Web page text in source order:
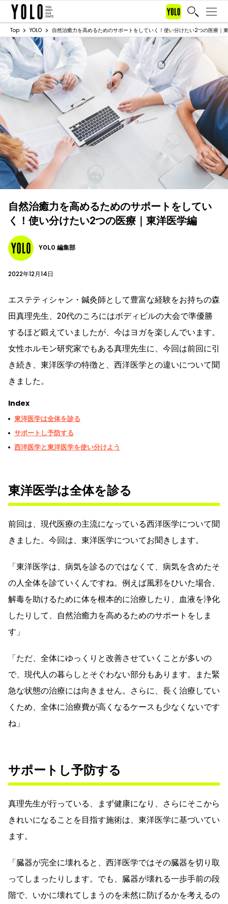
Top YOLO 自然治癒力を高めるためのサポートをしていく！使い分けたい2つの医療｜
自然治癒力を高めるためのサポートをしてい
く！使い分けたい2つの医療｜東洋医学編
YOLO 編集部
2022年12月14日
エステティシャン・鍼灸師として豊富な経験をお持ちの森
田真理先生、20代のころにはボディビルの大会で準優勝
するほど鍛えていましたが、今はヨガを楽しんでいます。
女性ホルモン研究家でもある真理先生に、今回は前回に引
き続き、東洋医学の特徴と、西洋医学との違いについて聞
きました。
Index
東洋医学は全体を診る
サポートし予防する
西洋医学と東洋医学を使い分けよう
東洋医学は全体を診る
前回は、現代医療の主流になっている西洋医学について聞
きました。今回は、東洋医学についてお聞きします。
「東洋医学は、病気を診るのではなくて、病気を含めたそ
の人全体を診ていくんですね。例えば風邪をひいた場合、
解毒を助けるために体を根本的に治療したり、血液を浄化
したりして、自然治癒力を高めるためのサポートをしま
す」
「ただ、全体にゆっくりと改善させていくことが多いの
で、現代人の暮らしとそぐわない部分もあります。また緊
急な状態の治療には向きません。さらに、長く治療してい
くため、全体に治療費が高くなるケースも少なくないです
ね」
サポートし予防する
真理先生が行っている、まず健康になり、さらにそこから
きれいになることを目指す施術は、東洋医学に基づいてい
ます。
「臓器が完全に壊れると、西洋医学ではその臓器を切り取
ってしまったりします。でも、臓器が壊れる一歩手前の段
階で、いかに壊れてしまうのを未然に防げるかを考えるの